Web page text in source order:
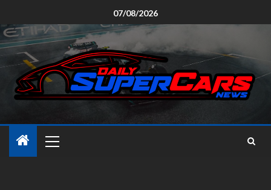
07/08/2026